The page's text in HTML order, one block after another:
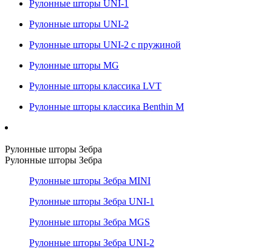
Рулонные шторы UNI-1
Рулонные шторы UNI-2
Рулонные шторы UNI-2 с пружиной
Рулонные шторы MG
Рулонные шторы классика LVT
Рулонные шторы классика Benthin M
Рулонные шторы Зебра
Рулонные шторы Зебра
Рулонные шторы Зебра MINI
Рулонные шторы Зебра UNI-1
Рулонные шторы Зебра MGS
Рулонные шторы Зебра UNI-2